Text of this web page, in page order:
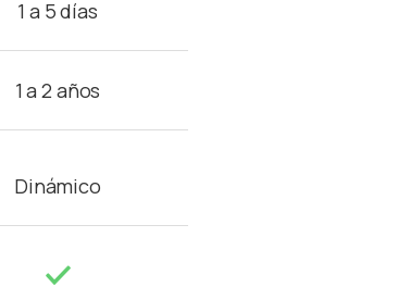
1 a 5 días
1 a 2 años
Dinámico